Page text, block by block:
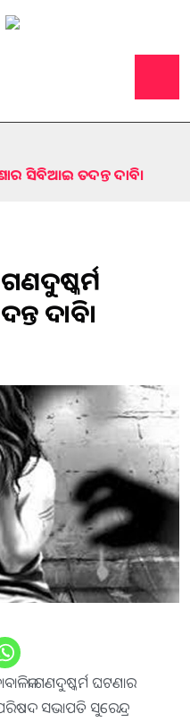
ସିବିଆଇ ତଦନ୍ତ ଦାବି।
ଦାବି।
ଗଣଦୁଷ୍କର୍ମ ଘଟଣାର
ସଭାପତି ସୁରେନ୍ଦ୍ର